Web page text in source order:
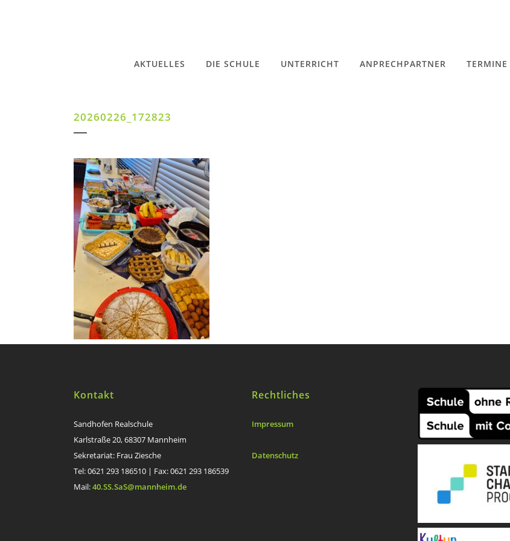
AKTUELLES DIE SCHULE UNTERRICHT ANPRECHPARTNER TERMINE
20260226_172823
Kontakt
Sandhofen Realschule
Karlstraße 20, 68307 Mannheim
Sekretariat: Frau Ziesche
Tel: 0621 293 186510 | Fax: 0621 293 186539
Mail:40.SS.SaS@mannheim.de
Rechtliches
Impressum
Datenschutz